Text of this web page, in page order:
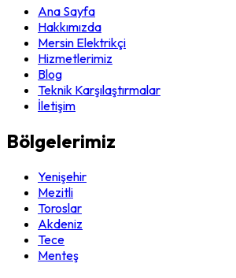
Ana Sayfa
Hakkımızda
Mersin Elektrikçi
Hizmetlerimiz
Blog
Teknik Karşılaştırmalar
İletişim
Bölgelerimiz
Yenişehir
Mezitli
Toroslar
Akdeniz
Tece
Menteş